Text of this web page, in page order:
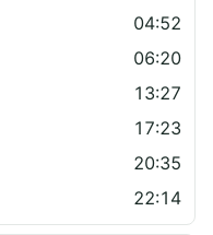
04:52
06:20
13:27
17:23
20:35
22:14